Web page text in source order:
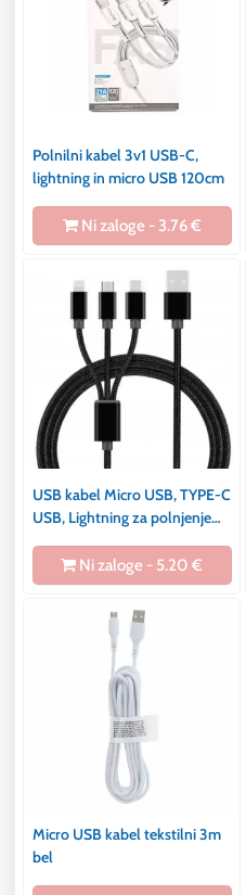
Polnilni kabel 3v1 USB-C,
lightning in micro USB 120cm
Ni zaloge - 3.76 €
USB kabel Micro USB, TYPE-C
USB, Lightning za polnjenje
Ni zaloge - 5.20 €
Micro USB kabel tekstilni 3m
bel